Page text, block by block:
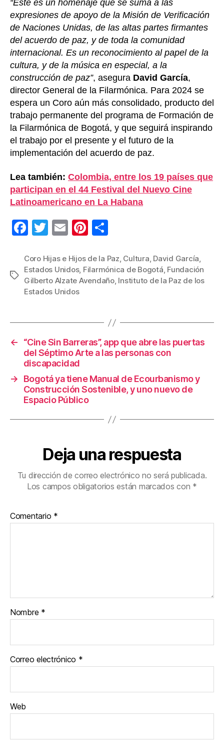
“Este es un homenaje que se suma a las
expresiones de apoyo de la Misión de Verificación
de Naciones Unidas, de las altas partes firmantes
del acuerdo de paz, y de toda la comunidad
internacional. Es un reconocimiento al papel de la
cultura, y de la música en especial, a la
construcción de paz”, asegura David García,
director General de la Filarmónica. Para 2024 se
espera un Coro aún más consolidado, producto del
trabajo permanente del programa de Formación de
la Filarmónica de Bogotá, y que seguirá inspirando
el trabajo por el presente y el futuro de la
implementación del acuerdo de paz.
Lea también: Colombia, entre los 19 países que
participan en el 44 Festival del Nuevo Cine
Latinoamericano en La Habana
F
c
e
b
o
k
T
tt
er
E
ail
Pi
er
e
m
p
Etiquetas
Coro Hijas e Hijos de la Paz, Cultura, David García,
Estados Unidos, Filarmónica de Bogotá, Fundación
Gilberto Alzate Avendaño, Instituto de la Paz de los
Estados Unidos
←
“Cine Sin Barreras”, app que abre las puertas
del Séptimo Arte a las personas con
discapacidad
→
Bogotá ya tiene Manual de Ecourbanismo y
Construcción Sostenible, y uno nuevo de
Espacio Público
Deja una respuesta
Tu dirección de correo electrónico no será publicada.
Los campos obligatorios están marcados con *
Comentario *
Nombre *
Correo electrónico *
Web